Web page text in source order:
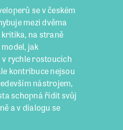
se v českém
mezi dvěma
na straně
jak
rychle rostoucích
kontribuce nejsou
nástrojem,
schopná řídit svůj
a v dialogu se